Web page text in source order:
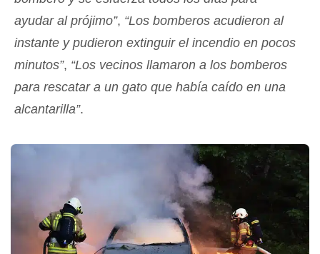
ayudar al prójimo”, “Los bomberos acudieron al
instante y pudieron extinguir el incendio en pocos
minutos”, “Los vecinos llamaron a los bomberos
para rescatar a un gato que había caído en una
alcantarilla”.